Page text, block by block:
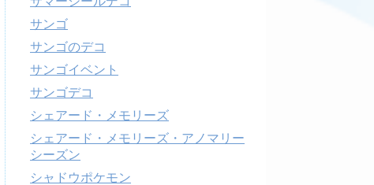
サンゴ
サンゴのデコ
サンゴイベント
サンゴデコ
シェアード・メモリーズ
シェアード・メモリーズ・アノマリー
シーズン
シャドウポケモン